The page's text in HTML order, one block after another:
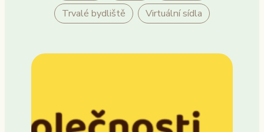
Trvalé bydliště
Virtuální sídla